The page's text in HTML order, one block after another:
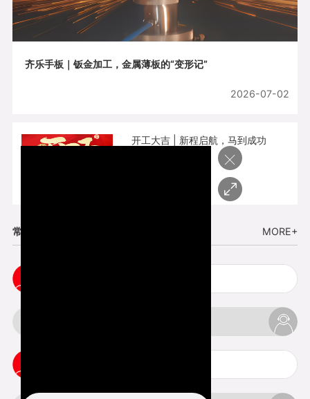
齐乐手板｜钣金加工，金属薄板的“变形记”
2026-07-02
开工大吉 | 新程启航，马到成功
常见问题 MORE+
×